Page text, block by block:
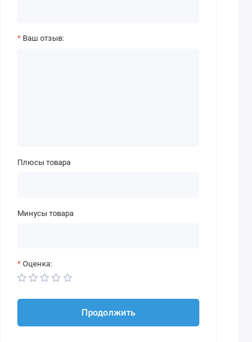
Ваш отзыв:
Плюсы товара
Минусы товара
Оценка:
Продолжить